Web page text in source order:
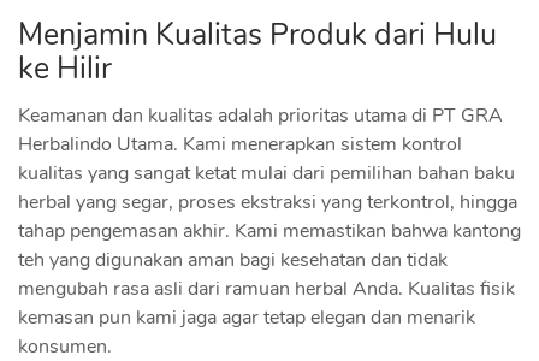
Menjamin Kualitas Produk dari Hulu
ke Hilir
Keamanan dan kualitas adalah prioritas utama di PT GRA
Herbalindo Utama. Kami menerapkan sistem kontrol
kualitas yang sangat ketat mulai dari pemilihan bahan baku
herbal yang segar, proses ekstraksi yang terkontrol, hingga
tahap pengemasan akhir. Kami memastikan bahwa kantong
teh yang digunakan aman bagi kesehatan dan tidak
mengubah rasa asli dari ramuan herbal Anda. Kualitas fisik
kemasan pun kami jaga agar tetap elegan dan menarik
konsumen.